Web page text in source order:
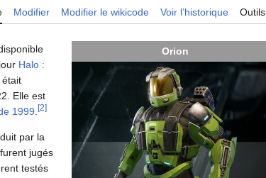
Modifier Modifier le wikicode Voir l’historique Outils
Orion
Halo :
était
Elle est
1999 [2]
par la
jugés
testés